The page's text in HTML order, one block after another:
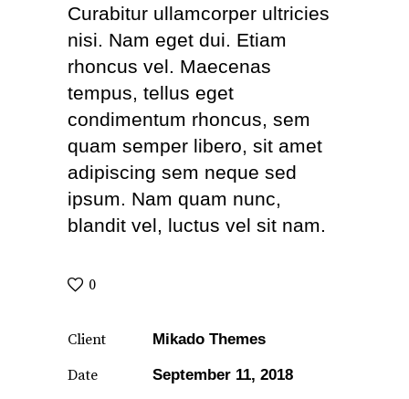
Curabitur ullamcorper ultricies
nisi. Nam eget dui. Etiam
rhoncus vel. Maecenas
tempus, tellus eget
condimentum rhoncus, sem
quam semper libero, sit amet
adipiscing sem neque sed
ipsum. Nam quam nunc,
blandit vel, luctus vel sit nam.
0
Client Mikado Themes
Date September 11, 2018